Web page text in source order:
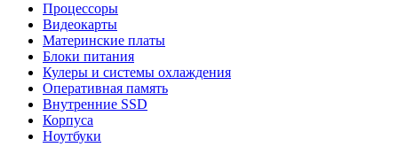
Процессоры
Видеокарты
Материнские платы
Блоки питания
Кулеры и системы охлаждения
Оперативная память
Внутренние SSD
Корпуса
Ноутбуки